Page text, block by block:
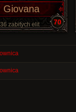
Giovana
zabitych elit 70